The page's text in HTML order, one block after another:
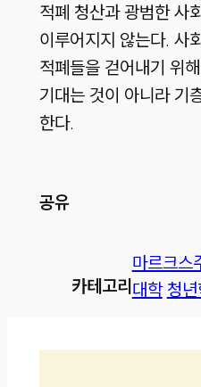
적폐 청산과 광범한 사
이루어지지 않는다. 사
적폐들을 걷어내기 위
기대는 것이 아니라 기
한다.
공유
카테고리
마르크스
대학 청